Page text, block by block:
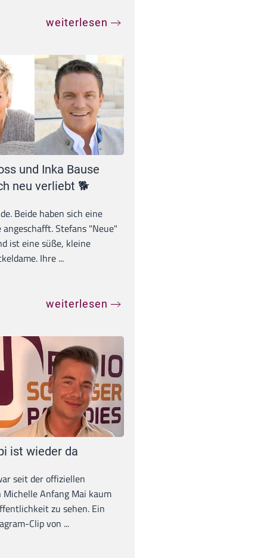
weiterlesen
und Inka Bause
neu verliebt 🐕
Beide haben sich eine
angeschafft. Stefans "Neue"
ist eine süße, kleine
Ihre ...
weiterlesen
ist wieder da
seit der offiziellen
Michelle Anfang Mai kaum
zu sehen. Ein
Clip von ...